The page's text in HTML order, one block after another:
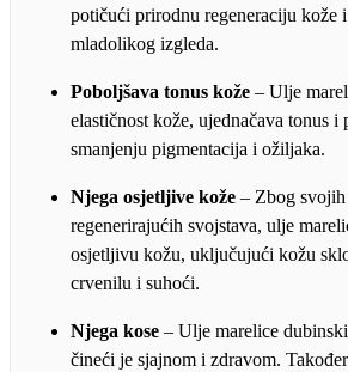
potičući prirodnu regeneraciju kože
mladolikog izgleda.
Poboljšava tonus kože – Ulje
elastičnost kože, ujednačava tonus i
smanjenju pigmentacija i ožiljaka.
Njega osjetljive kože – Zbog
regenerirajućih svojstava, ulje
osjetljivu kožu, uključujući kožu
crvenilu i suhoći.
Njega kose – Ulje marelice
čineći je sjajnom i zdravom.